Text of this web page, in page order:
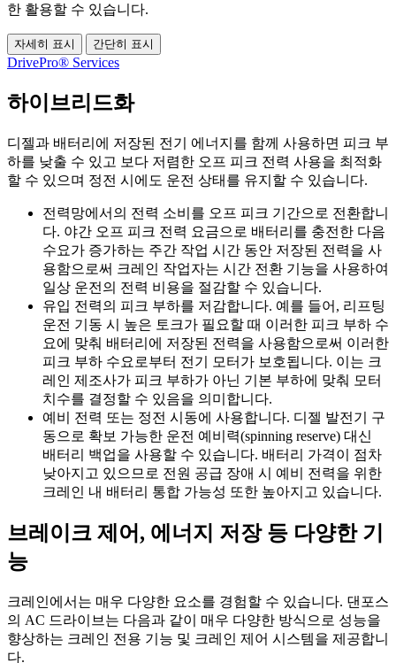
한 활용할 수 있습니다.
자세히 표시 간단히 표시
DrivePro® Services
하이브리드화
디젤과 배터리에 저장된 전기 에너지를 함께 사용하면 피크 부
하를 낮출 수 있고 보다 저렴한 오프 피크 전력 사용을 최적화
할 수 있으며 정전 시에도 운전 상태를 유지할 수 있습니다.
전력망에서의 전력 소비를 오프 피크 기간으로 전환합니
다. 야간 오프 피크 전력 요금으로 배터리를 충전한 다음
수요가 증가하는 주간 작업 시간 동안 저장된 전력을 사
용함으로써 크레인 작업자는 시간 전환 기능을 사용하여
일상 운전의 전력 비용을 절감할 수 있습니다.
유입 전력의 피크 부하를 저감합니다. 예를 들어, 리프팅
운전 기동 시 높은 토크가 필요할 때 이러한 피크 부하 수
요에 맞춰 배터리에 저장된 전력을 사용함으로써 이러한
피크 부하 수요로부터 전기 모터가 보호됩니다. 이는 크
레인 제조사가 피크 부하가 아닌 기본 부하에 맞춰 모터
치수를 결정할 수 있음을 의미합니다.
예비 전력 또는 정전 시동에 사용합니다. 디젤 발전기 구
동으로 확보 가능한 운전 예비력(spinning reserve) 대신
배터리 백업을 사용할 수 있습니다. 배터리 가격이 점차
낮아지고 있으므로 전원 공급 장애 시 예비 전력을 위한
크레인 내 배터리 통합 가능성 또한 높아지고 있습니다.
브레이크 제어, 에너지 저장 등 다양한 기
능
크레인에서는 매우 다양한 요소를 경험할 수 있습니다. 댄포스
의 AC 드라이브는 다음과 같이 매우 다양한 방식으로 성능을
향상하는 크레인 전용 기능 및 크레인 제어 시스템을 제공합니
다.